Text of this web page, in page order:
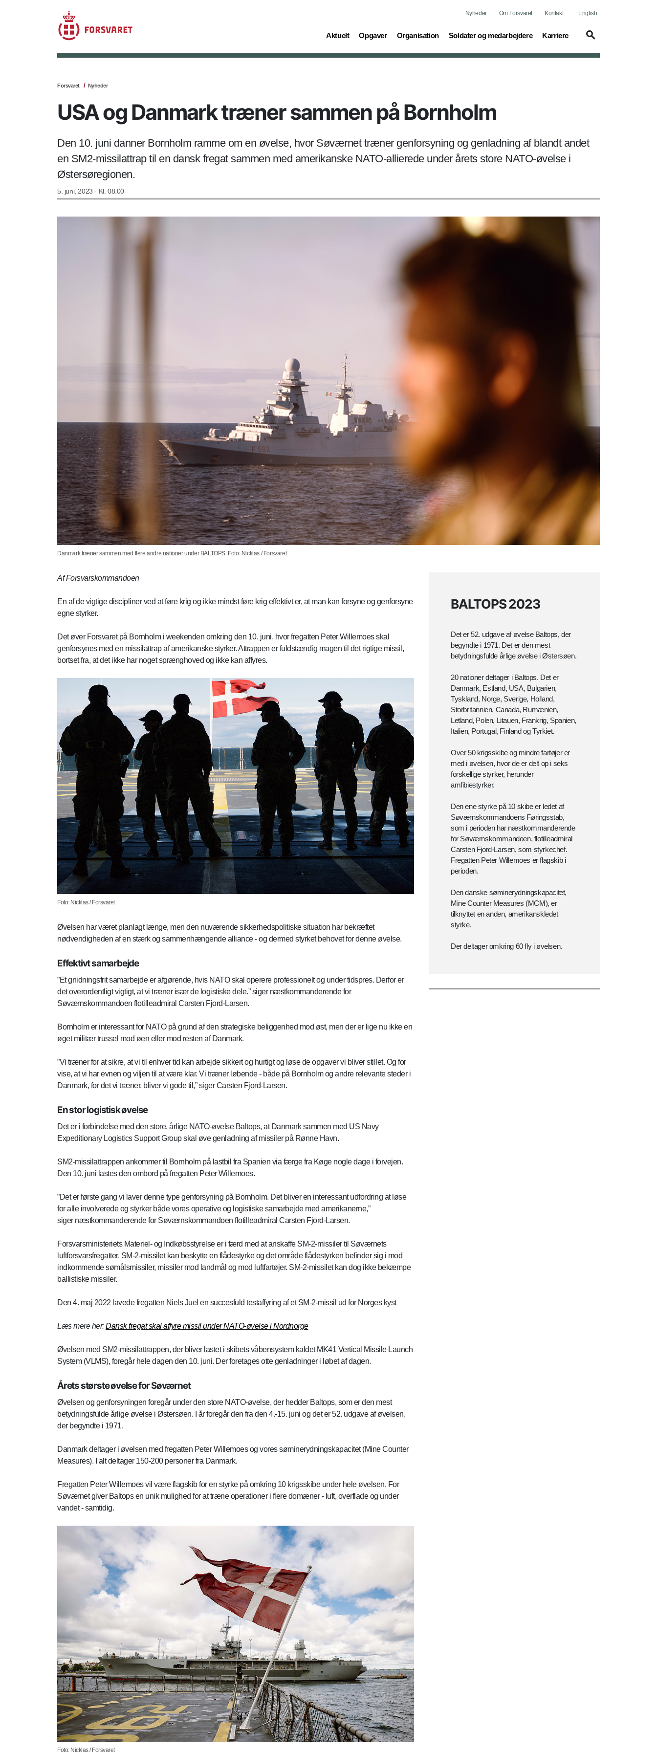
Nyheder Om Forsvaret Kontakt English
Aktuelt
(current) Opgaver
(current) Organisation
(current) Soldater og medarbejdere
(current) Karriere
(current)
Forsvaret Nyheder
USA og Danmark træner sammen på Bornholm
Den 10. juni danner Bornholm ramme om en øvelse, hvor Søværnet træner genforsyning og genladning af blandt andet
en SM2-missilattrap til en dansk fregat sammen med amerikanske NATO-allierede under årets store NATO-øvelse i
Østersøregionen.
5. juni, 2023 - Kl. 08.00
Danmark træner sammen med flere andre nationer under BALTOPS. Foto: Nicklas / Forsvaret
Af Forsvarskommandoen
En af de vigtige discipliner ved at føre krig og ikke mindst føre krig effektivt er, at man kan forsyne og genforsyne
egne styrker.
Det øver Forsvaret på Bornholm i weekenden omkring den 10. juni, hvor fregatten Peter Willemoes skal
genforsynes med en missilattrap af amerikanske styrker. Attrappen er fuldstændig magen til det rigtige missil,
bortset fra, at det ikke har noget sprænghoved og ikke kan affyres.
Foto: Nicklas / Forsvaret
Øvelsen har været planlagt længe, men den nuværende sikkerhedspolitiske situation har bekræftet
nødvendigheden af en stærk og sammenhængende alliance - og dermed styrket behovet for denne øvelse.
Effektivt samarbejde
”Et gnidningsfrit samarbejde er afgørende, hvis NATO skal operere professionelt og under tidspres. Derfor er
det overordentligt vigtigt, at vi træner især de logistiske dele.” siger næstkommanderende for
Søværnskommandoen flotilleadmiral Carsten Fjord-Larsen.
Bornholm er interessant for NATO på grund af den strategiske beliggenhed mod øst, men der er lige nu ikke en
øget militær trussel mod øen eller mod resten af Danmark.
”Vi træner for at sikre, at vi til enhver tid kan arbejde sikkert og hurtigt og løse de opgaver vi bliver stillet. Og for
vise, at vi har evnen og viljen til at være klar. Vi træner løbende - både på Bornholm og andre relevante steder i
Danmark, for det vi træner, bliver vi gode til,” siger Carsten Fjord-Larsen.
En stor logistisk øvelse
Det er i forbindelse med den store, årlige NATO-øvelse Baltops, at Danmark sammen med US Navy
Expeditionary Logistics Support Group skal øve genladning af missiler på Rønne Havn.
SM2-missilattrappen ankommer til Bornholm på lastbil fra Spanien via færge fra Køge nogle dage i forvejen.
Den 10. juni lastes den ombord på fregatten Peter Willemoes.
”Det er første gang vi laver denne type genforsyning på Bornholm. Det bliver en interessant udfordring at løse
for alle involverede og styrker både vores operative og logistiske samarbejde med amerikanerne,”
siger næstkommanderende for Søværnskommandoen flotilleadmiral Carsten Fjord-Larsen.
Forsvarsministeriets Materiel- og Indkøbsstyrelse er i færd med at anskaffe SM-2-missiler til Søværnets
luftforsvarsfregatter. SM-2-missilet kan beskytte en flådestyrke og det område flådestyrken befinder sig i mod
indkommende sømålsmissiler, missiler mod landmål og mod luftfartøjer. SM-2-missilet kan dog ikke bekæmpe
ballistiske missiler.
Den 4. maj 2022 lavede fregatten Niels Juel en succesfuld testaffyring af et SM-2-missil ud for Norges kyst
Læs mere her:Dansk fregat skal affyre missil under NATO-øvelse i Nordnorge
Øvelsen med SM2-missilattrappen, der bliver lastet i skibets våbensystem kaldet MK41 Vertical Missile Launch
System (VLMS), foregår hele dagen den 10. juni. Der foretages otte genladninger i løbet af dagen.
Årets største øvelse for Søværnet
Øvelsen og genforsyningen foregår under den store NATO-øvelse, der hedder Baltops, som er den mest
betydningsfulde årlige øvelse i Østersøen. I år foregår den fra den 4.-15. juni og det er 52. udgave af øvelsen,
der begyndte i 1971.
Danmark deltager i øvelsen med fregatten Peter Willemoes og vores søminerydningskapacitet (Mine Counter
Measures). I alt deltager 150-200 personer fra Danmark.
Fregatten Peter Willemoes vil være flagskib for en styrke på omkring 10 krigsskibe under hele øvelsen. For
Søværnet giver Baltops en unik mulighed for at træne operationer i flere domæner - luft, overflade og under
vandet - samtidig.
Foto: Nicklas / Forsvaret
BALTOPS 2023
Det er 52. udgave af øvelse Baltops, der
begyndte i 1971. Det er den mest
betydningsfulde årlige øvelse i Østersøen.
20 nationer deltager i Baltops. Det er
Danmark, Estland, USA, Bulgarien,
Tyskland, Norge, Sverige, Holland,
Storbritannien, Canada, Rumænien,
Letland, Polen, Litauen, Frankrig, Spanien,
Italien, Portugal, Finland og Tyrkiet.
Over 50 krigsskibe og mindre fartøjer er
med i øvelsen, hvor de er delt op i seks
forskellige styrker, herunder
amfibiestyrker.
Den ene styrke på 10 skibe er ledet af
Søværnskommandoens Føringsstab,
som i perioden har næstkommanderende
for Søværnskommandoen, flotilleadmiral
Carsten Fjord-Larsen, som styrkechef.
Fregatten Peter Willemoes er flagskib i
perioden.
Den danske søminerydningskapacitet,
Mine Counter Measures (MCM), er
tilknyttet en anden, amerikanskledet
styrke.
Der deltager omkring 60 fly i øvelsen.